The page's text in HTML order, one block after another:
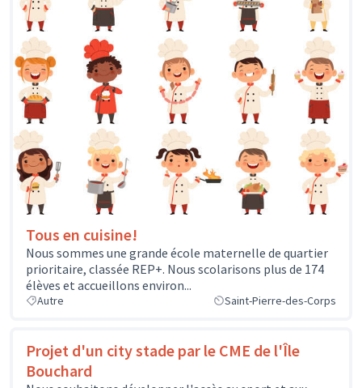
Tous en cuisine!
Nous sommes une grande école maternelle de quartier
prioritaire, classée REP+. Nous scolarisons plus de 174
élèves et accueillons environ...
Autre Saint-Pierre-des-Corps
Projet d'un city stade par le CME de l'Île
Bouchard